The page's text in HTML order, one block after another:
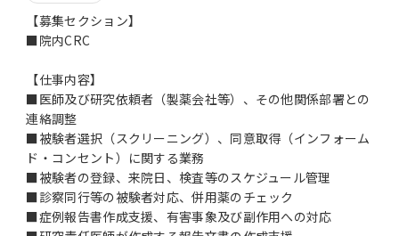
【募集セクション】
■院内CRC
【仕事内容】
■医師及び研究依頼者（製薬会社等）、その他関係部署との
連絡調整
■被験者選択（スクリーニング）、同意取得（インフォーム
ド・コンセント）に関する業務
■被験者の登録、来院日、検査等のスケジュール管理
■診察同行等の被験者対応、併用薬のチェック
■症例報告書作成支援、有害事象及び副作用への対応